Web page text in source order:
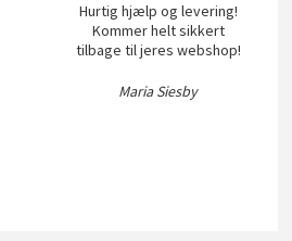
Hurtig hjælp og levering!
Kommer helt sikkert
tilbage til jeres webshop!
Maria Siesby